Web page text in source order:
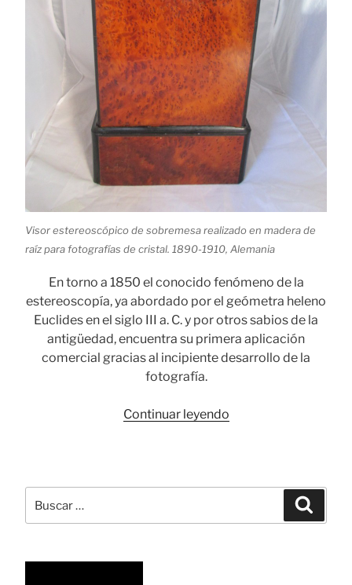
Visor estereoscópico de sobremesa realizado en madera de
raíz para fotografías de cristal. 1890-1910, Alemania
En torno a 1850 el conocido fenómeno de la
estereoscopía, ya abordado por el geómetra heleno
Euclides en el siglo III a. C. y por otros sabios de la
antigüedad, encuentra su primera aplicación
comercial gracias al incipiente desarrollo de la
fotografía.
Continuar leyendo«Visor
victoriana»
por: